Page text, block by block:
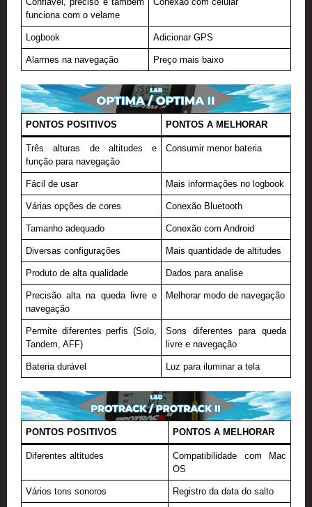
funciona com o velame
Logbook Adicionar GPS
Alarmes na navegação Preço mais baixo
PONTOS POSITIVOS PONTOS A MELHORAR
Três alturas de altitudes e
função para navegação
Consumir menor bateria
Fácil de usar Mais informações no logbook
Várias opções de cores Conexão Bluetooth
Tamanho adequado Conexão com Android
Diversas configurações Mais quantidade de altitudes
Produto de alta qualidade Dados para analise
Precisão alta na queda livre e
navegação
Melhorar modo de navegação
Permite diferentes perfis (Solo,
Tandem, AFF)
Sons diferentes para queda
livre e navegação
Bateria durável Luz para iluminar a tela
PONTOS POSITIVOS PONTOS A MELHORAR
Diferentes altitudes
Compatibilidade com Mac
OS
Vários tons sonoros Registro da data do salto